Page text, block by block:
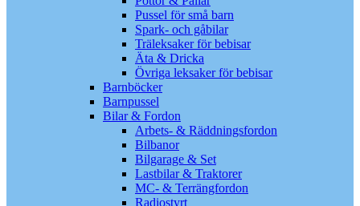
Pussel för små barn
Spark- och gåbilar
Träleksaker för bebisar
Äta & Dricka
Övriga leksaker för bebisar
Barnböcker
Barnpussel
Bilar & Fordon
Arbets- & Räddningsfordon
Bilbanor
Bilgarage & Set
Lastbilar & Traktorer
MC- & Terrängfordon
Radiostyrt